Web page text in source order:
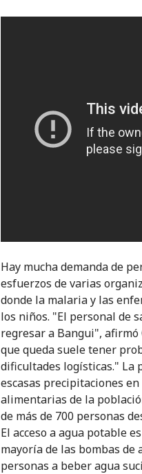
Hay mucha demanda de
esfuerzos de varias
donde la malaria y las
los niños. "El personal de
regresar a Bangui", afirmó
que queda suele tener
dificultades logísticas." La
escasas precipitaciones
alimentarias de la
de más de 700 personas
El acceso a agua potable
mayoría de las bombas de
personas a beber agua